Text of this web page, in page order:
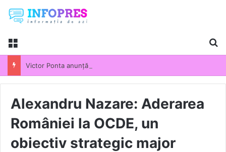
Menu
Alexandru Nazare: Aderarea
României la OCDE, un
obiectiv strategic major